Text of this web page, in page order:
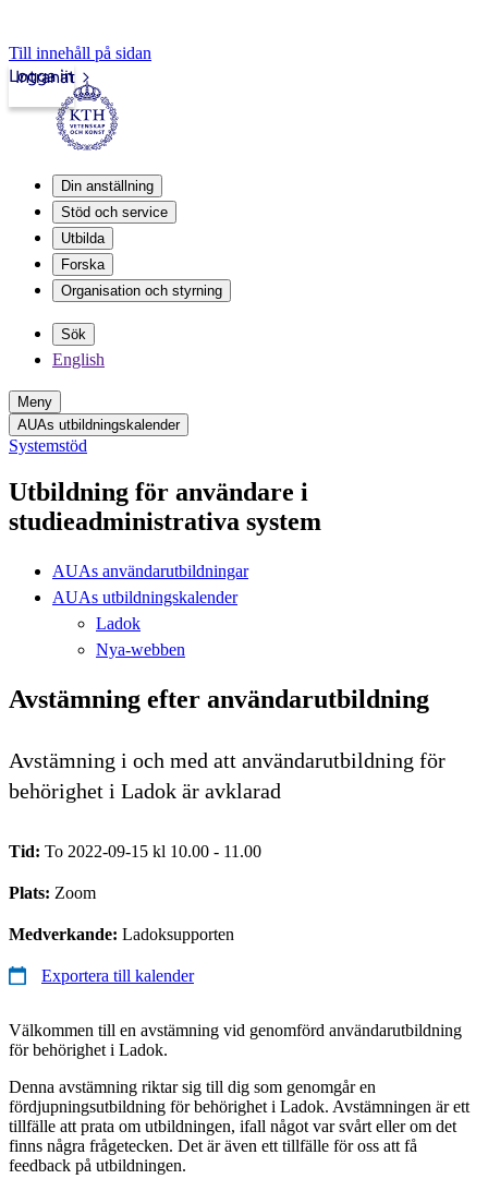
Till innehåll på sidan
Intranät
Logga in
Din anställning
Stöd och service
Utbilda
Forska
Organisation och styrning
Sök
English
Meny
AUAs utbildningskalender
Systemstöd
Utbildning för användare i
studieadministrativa system
AUAs användarutbildningar
AUAs utbildningskalender
Ladok
Nya-webben
Avstämning efter användarutbildning
Avstämning i och med att användarutbildning för
behörighet i Ladok är avklarad
Tid: To 2022-09-15 kl 10.00 - 11.00
Plats: Zoom
Medverkande: Ladoksupporten
Exportera till kalender
Välkommen till en avstämning vid genomförd användarutbildning
för behörighet i Ladok.
Denna avstämning riktar sig till dig som genomgår en
fördjupningsutbildning för behörighet i Ladok. Avstämningen är ett
tillfälle att prata om utbildningen, ifall något var svårt eller om det
finns några frågetecken. Det är även ett tillfälle för oss att få
feedback på utbildningen.